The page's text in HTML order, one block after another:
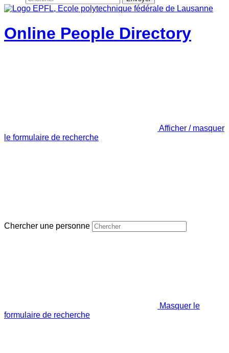
Online People Directory
Afficher / masquer
le formulaire de recherche
Chercher une personne
Masquer le
formulaire de recherche